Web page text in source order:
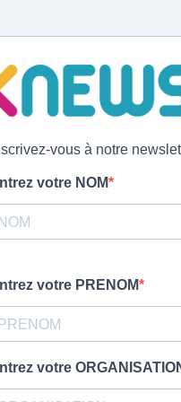
vous à notre
votre NOM
votre PRENOM
votre